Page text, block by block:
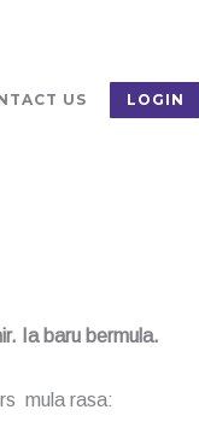
US LOGIN
Ia baru bermula.
mula rasa: